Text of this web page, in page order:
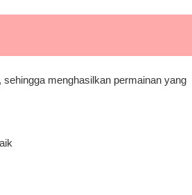
menghasilkan permainan yang